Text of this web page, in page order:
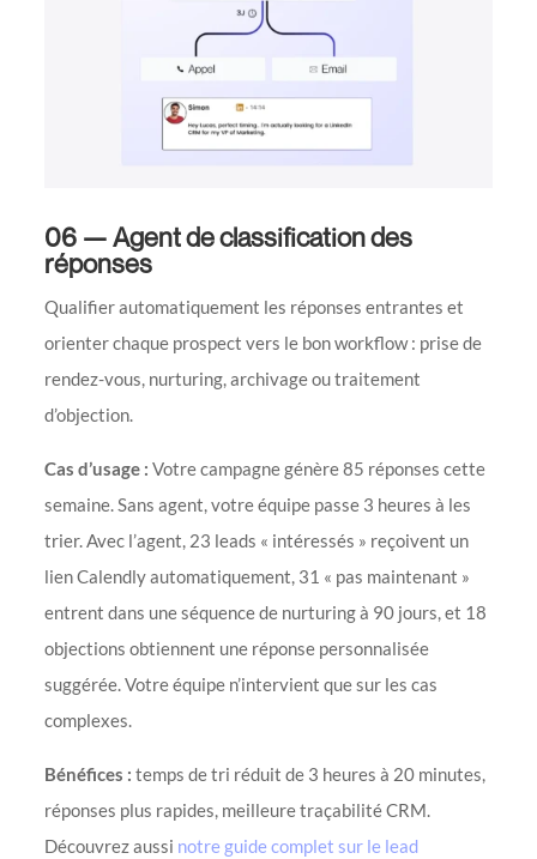
06 — Agent de classification des
réponses
Qualifier automatiquement les réponses entrantes et
orienter chaque prospect vers le bon workflow : prise de
rendez-vous, nurturing, archivage ou traitement
d’objection.
Cas d’usage : Votre campagne génère 85 réponses cette
semaine. Sans agent, votre équipe passe 3 heures à les
trier. Avec l’agent, 23 leads « intéressés » reçoivent un
lien Calendly automatiquement, 31 « pas maintenant »
entrent dans une séquence de nurturing à 90 jours, et 18
objections obtiennent une réponse personnalisée
suggérée. Votre équipe n’intervient que sur les cas
complexes.
Bénéfices : temps de tri réduit de 3 heures à 20 minutes,
réponses plus rapides, meilleure traçabilité CRM.
Découvrez aussi notre guide complet sur le lead